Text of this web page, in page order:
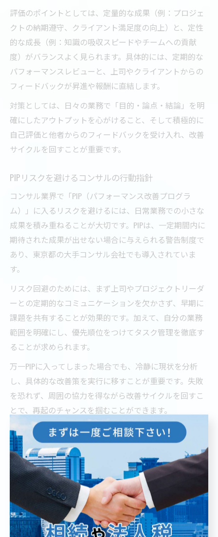
評価のポイントとしては、定量的な成果（例：プロジェ
クトの納期遵守、クライアント満足度の向上）と、定性
的な成長（例：知識の吸収スピードやチームへの貢献
度）がバランスよく見られます。具体的には、定期的な
パフォーマンスレビューと、上司やクライアントからの
フィードバックが昇進や報酬に直結します。
対策としては、日々の業務で「目的・論点・結論」を明
確にしたアウトプットを心がけること、そして積極的に
自己評価と他者からのフィードバックを受け入れ、改善
サイクルを回すことが重要です。
PIPリスクを避けるコンサルの行動指針
コンサル業界で「PIP（パフォーマンス改善プログラ
ム）」に入るリスクを避けるには、日常業務での小さな
成果を積み重ねることが大切です。PIPは、一定期間内に
期待された成果が出せない場合に与えられる警告制度で
あり、東京都の大手コンサル会社でも導入されていま
す。
リスク回避のためには、まず上司やプロジェクトリーダ
ーとの定期的なコミュニケーションを欠かさず、早期に
課題を共有することが効果的です。加えて、自分の業務
範囲を明確にし、優先順位をつけてタスク管理を徹底す
ることが求められます。
万一PIPに入ってしまった場合でも、冷静に現状を分析
し、具体的な改善策を実行に移すことが重要です。失敗
を恐れず、周囲の協力を得ながら改善サイクルを回すこ
とで、再起のチャンスを掴むことができます。
コンサル現場で求められる論点思考の重要性
コンサル現場では「論点思考」が極めて重要なスキルと
されています。論点思考とは、複雑な課題や依頼事項を
整理し、何が本質的な問題なのかを特定する思考法で
す。特に東京都のコンサルティング会社では、スピード
感を持って論点をまとめる力が評価されます。
なぜ論点思考が重視されるのかというと、膨大な情報の